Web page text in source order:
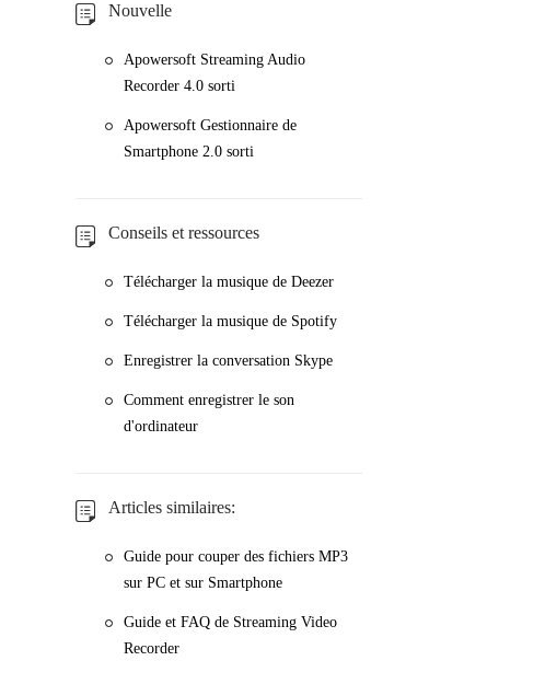
Nouvelle
Apowersoft Streaming Audio
Recorder 4.0 sorti
Apowersoft Gestionnaire de
Smartphone 2.0 sorti
Conseils et ressources
Télécharger la musique de Deezer
Télécharger la musique de Spotify
Enregistrer la conversation Skype
Comment enregistrer le son
d'ordinateur
Articles similaires:
Guide pour couper des fichiers MP3
sur PC et sur Smartphone
Guide et FAQ de Streaming Video
Recorder